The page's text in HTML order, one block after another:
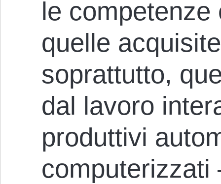
le
quelle
soprattutto,
dal lavoro
produttivi
computerizzati